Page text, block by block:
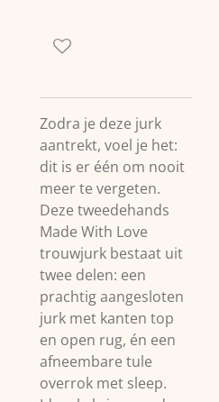
Zodra je deze jurk
aantrekt, voel je het:
dit is er één om nooit
meer te vergeten.
Deze tweedehands
Made With Love
trouwjurk bestaat uit
twee delen: een
prachtig aangesloten
jurk met kanten top
en open rug, én een
afneembare tule
overrok met sleep.